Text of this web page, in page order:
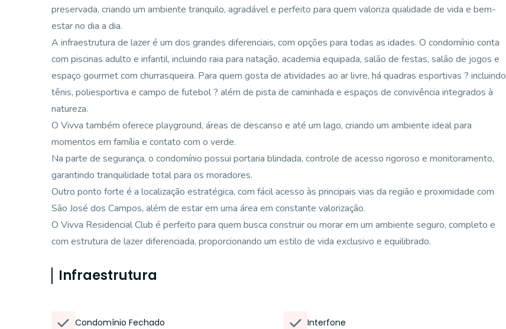
preservada, criando um ambiente tranquilo, agradável e perfeito para quem valoriza qualidade de vida e bem-
estar no dia a dia.
A infraestrutura de lazer é um dos grandes diferenciais, com opções para todas as idades. O condomínio conta
com piscinas adulto e infantil, incluindo raia para natação, academia equipada, salão de festas, salão de jogos e
espaço gourmet com churrasqueira. Para quem gosta de atividades ao ar livre, há quadras esportivas ? incluindo
tênis, poliesportiva e campo de futebol ? além de pista de caminhada e espaços de convivência integrados à
natureza.
O Vivva também oferece playground, áreas de descanso e até um lago, criando um ambiente ideal para
momentos em família e contato com o verde.
Na parte de segurança, o condomínio possui portaria blindada, controle de acesso rigoroso e monitoramento,
garantindo tranquilidade total para os moradores.
Outro ponto forte é a localização estratégica, com fácil acesso às principais vias da região e proximidade com
São José dos Campos, além de estar em uma área em constante valorização.
O Vivva Residencial Club é perfeito para quem busca construir ou morar em um ambiente seguro, completo e
com estrutura de lazer diferenciada, proporcionando um estilo de vida exclusivo e equilibrado.
Infraestrutura
Condomínio Fechado Interfone